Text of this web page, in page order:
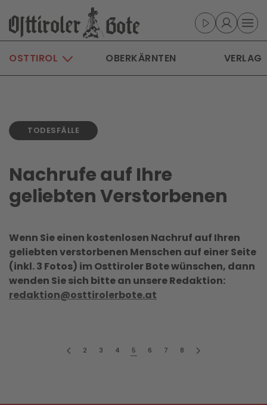
Skip to main content
OSTTIROL OBERKÄRNTEN VERLAG
TODESFÄLLE
Nachrufe auf Ihre
geliebten Verstorbenen
Wenn Sie einen kostenlosen Nachruf auf Ihren
geliebten verstorbenen Menschen auf einer Seite
(inkl. 3 Fotos) im Osttiroler Bote wünschen, dann
wenden Sie sich bitte an unsere Redaktion:
redaktion@osttirolerbote.at
2 3 4 5 6 7 8